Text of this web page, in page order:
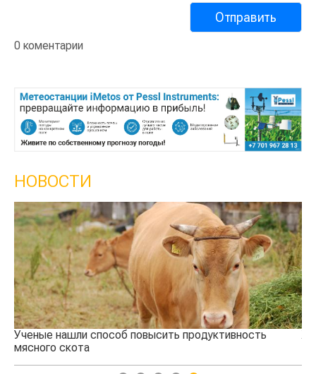
0 коментарии
НОВОСТИ
Ученые нашли способ повысить продуктивность
мясного скота